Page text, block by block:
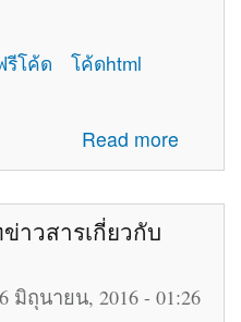
รีโค้ด
โค้ดhtml
Read more
ต่งเว็บไซต์ blogger ร้านค้า
ให้สวยงาม
าวสารเกี่ยวกับ
มิถุนายน, 2016 - 01:26